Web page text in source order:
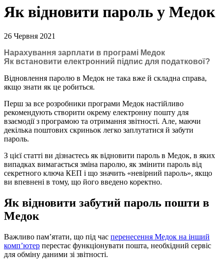
Як відновити пароль у Медок
26 Червня 2021
Нарахування зарплати в програмі Медок
Як встановити електронний підпис для податкової?
Відновлення паролю в Медок не така вже й складна справа,
якщо знати як це робиться.
Перш за все розробники програми Медок настійливо
рекомендують створити окрему електронну пошту для
взаємодії з програмою та отримання звітності. Але, маючи
декілька поштових скриньок легко заплутатися й забути
пароль.
З цієї статті ви дізнаєтесь як відновити пароль в Медок, в яких
випадках вимагається зміна паролю, як змінити пароль від
секретного ключа КЕП і що значить «невірний пароль», якщо
ви впевнені в тому, що його введено коректно.
Як відновити забутий пароль пошти в
Медок
Важливо пам’ятати, що під час перенесення Медок на інший
комп’ютер перестає функціонувати пошта, необхідний сервіс
для обміну даними зі звітності.